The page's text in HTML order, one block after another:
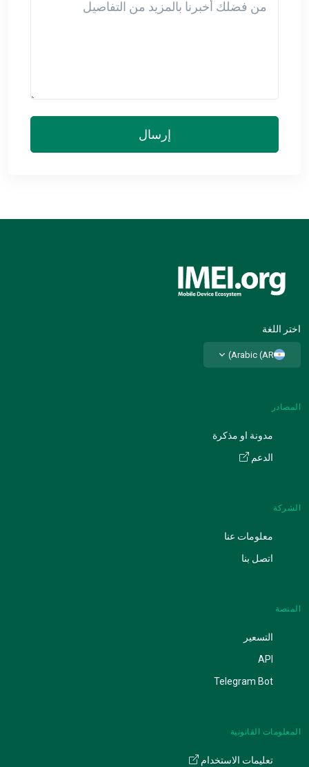
إرسال
اختر اللغة
Arabic (AR)
المصادر
مدونة او مذكرة
الدعم
الشركة
معلومات عنا
اتصل بنا
المنصة
التسعير
API
Telegram Bot
المعلومات القانونية
تعليمات الاستخدام